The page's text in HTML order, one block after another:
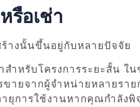
รือเช่า
ร้างนั้นขึ้นอยู่กับหลายปัจจัย
สำหรับโครงการระยะสั้น
ขายจากผู้จำหน่ายหลายรา
ยุการใช้งานหากคุณกำลังพิ